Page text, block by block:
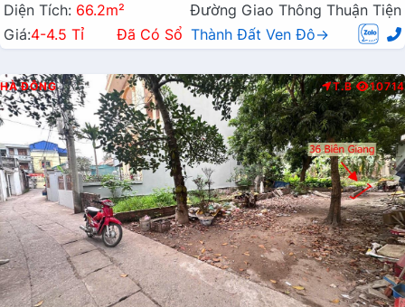
Diện Tích: 66.2m²
Đường Giao Thông Thuận Tiện
Giá:4-4.5 Tỉ Đã Có Sổ Thành Đất Ven Đô→
HÀ ĐÔNG T.B 10714